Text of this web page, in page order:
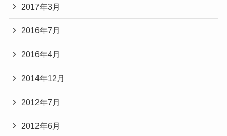
2017年3月
2016年7月
2016年4月
2014年12月
2012年7月
2012年6月